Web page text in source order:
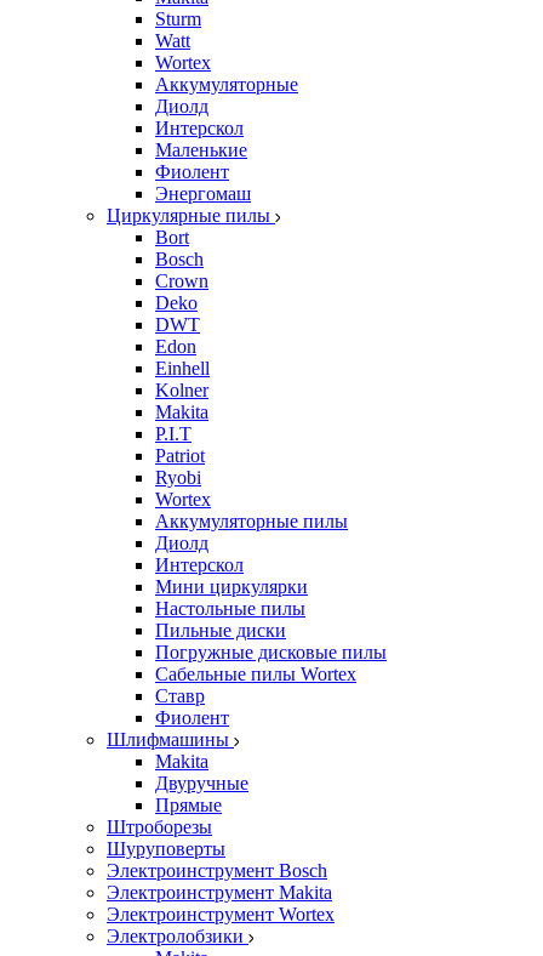
Sturm
Watt
Wortex
Аккумуляторные
Диолд
Интерскол
Маленькие
Фиолент
Энергомаш
Циркулярные пилы
Bort
Bosch
Crown
Deko
DWT
Edon
Einhell
Kolner
Makita
P.I.T
Patriot
Ryobi
Wortex
Аккумуляторные пилы
Диолд
Интерскол
Мини циркулярки
Настольные пилы
Пильные диски
Погружные дисковые пилы
Сабельные пилы Wortex
Ставр
Фиолент
Шлифмашины
Makita
Двуручные
Прямые
Штроборезы
Шуруповерты
Электроинструмент Bosch
Электроинструмент Makita
Электроинструмент Wortex
Электролобзики